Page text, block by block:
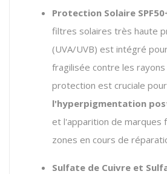
Protection Solaire
filtres solaires très haute
(UVA/UVB) est intégré
fragilisée contre les rayons
protection est cruciale pour
l'hyperpigmentation
et l'apparition de marques
zones en cours de
Sulfate de Cuivre et